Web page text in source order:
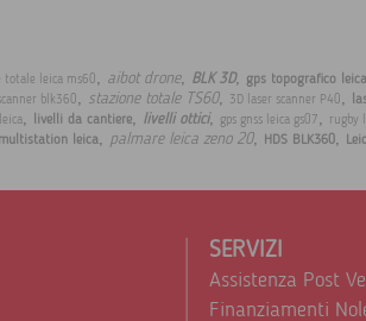
totale leica ms60, aibot drone, BLK 3D, gps topografico
blk360, stazione totale TS60, 3D laser scanner P40,
, livelli da cantiere, livelli ottici, gps gnss leica gs07, rugby
multistation leica, palmare leica zeno 20, HDS BLK360,
SERVIZI
Assistenza Post
Finanziamenti